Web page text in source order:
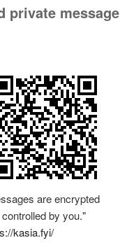
private message
are encrypted
by you."
kasia.fyi/